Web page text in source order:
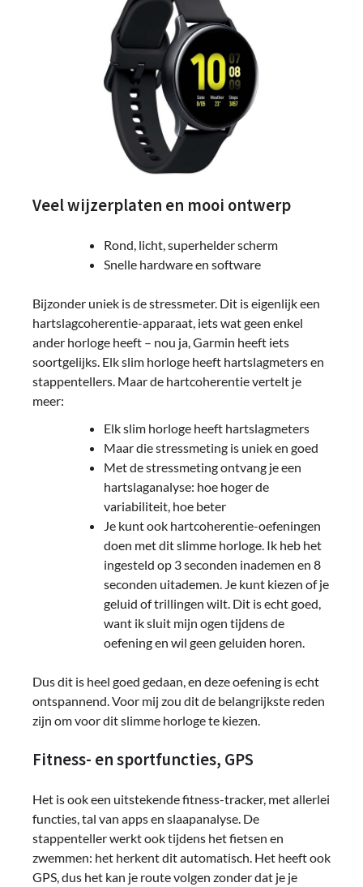
Veel wijzerplaten en mooi ontwerp
Rond, licht, superhelder scherm
Snelle hardware en software
Bijzonder uniek is de stressmeter. Dit is eigenlijk een
hartslagcoherentie-apparaat, iets wat geen enkel
ander horloge heeft – nou ja, Garmin heeft iets
soortgelijks. Elk slim horloge heeft hartslagmeters en
stappentellers. Maar de hartcoherentie vertelt je
meer:
Elk slim horloge heeft hartslagmeters
Maar die stressmeting is uniek en goed
Met de stressmeting ontvang je een
hartslaganalyse: hoe hoger de
variabiliteit, hoe beter
Je kunt ook hartcoherentie-oefeningen
doen met dit slimme horloge. Ik heb het
ingesteld op 3 seconden inademen en 8
seconden uitademen. Je kunt kiezen of je
geluid of trillingen wilt. Dit is echt goed,
want ik sluit mijn ogen tijdens de
oefening en wil geen geluiden horen.
Dus dit is heel goed gedaan, en deze oefening is echt
ontspannend. Voor mij zou dit de belangrijkste reden
zijn om voor dit slimme horloge te kiezen.
Fitness- en sportfuncties, GPS
Het is ook een uitstekende fitness-tracker, met allerlei
functies, tal van apps en slaapanalyse. De
stappenteller werkt ook tijdens het fietsen en
zwemmen: het herkent dit automatisch. Het heeft ook
GPS, dus het kan je route volgen zonder dat je je